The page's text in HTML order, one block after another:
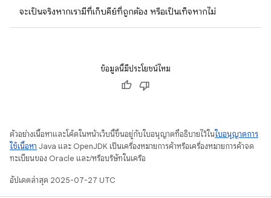
จะเป็นจริงหากเรามีที่เก็บคีย์ที่ถูกต้อง หรือเป็นเท็จหากไม่
ข้อมูลนี้มีประโยชน์ไหม
ตัวอย่างเนื้อหาและโค้ดในหน้าเว็บนี้ขึ้นอยู่กับใบอนุญาตที่อธิบายไว้ในใบอนุญาตการ
ใช้เนื้อหา Java และ OpenJDK เป็นเครื่องหมายการค้าหรือเครื่องหมายการค้าจด
ทะเบียนของ Oracle และ/หรือบริษัทในเครือ
อัปเดตล่าสุด 2025-07-27 UTC